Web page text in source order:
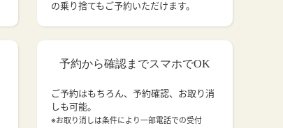
の乗り捨てもご予約いただけます。
予約から確認までスマホでOK
ご予約はもちろん、予約確認、お取り消
しも可能。
※お取り消しは条件により一部電話での受付